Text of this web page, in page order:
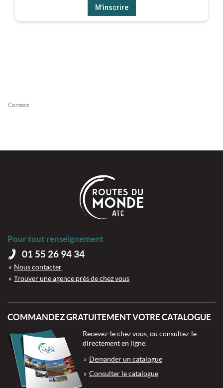
M'inscrire
Contact
Pour tout renseignement
01 55 26 94 34
Nous contacter
Trouver une agence près de chez vous
COMMANDEZ GRATUITEMENT VOTRE CATALOGUE
Recevez-le chez vous, ou consultez-le
directement en ligne.
Demander un catalogue
Consulter le catalogue